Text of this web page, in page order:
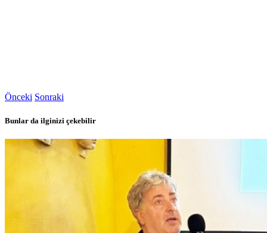
Önceki Sonraki
Bunlar da ilginizi çekebilir